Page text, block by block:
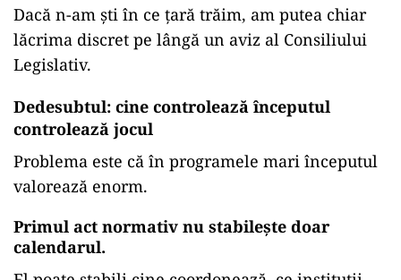
Dacă n-am ști în ce țară trăim, am putea chiar
lăcrima discret pe lângă un aviz al Consiliului
Legislativ.
Dedesubtul: cine controlează începutul
controlează jocul
Problema este că în programele mari începutul
valorează enorm.
Primul act normativ nu stabilește doar
calendarul.